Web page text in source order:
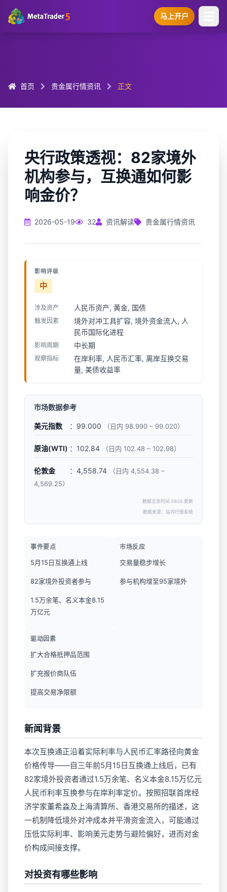
马上开户
首页 贵金属行情资讯 正文
央行政策透视：82家境外
机构参与，互换通如何影
响金价？
2026-05-19 32 资讯解读 贵金属行情资讯
影响评级
中
涉及资产 人民币资产, 黄金, 国债
触发因素
境外对冲工具扩容, 境外资金流入, 人
民币国际化进程
影响周期 中长期
观察指标
在岸利率, 人民币汇率, 离岸互换交易
量, 美债收益率
市场数据参考
美元指数 ：99.000 （日内 98.990 – 99.020）
原油(WTI) ：102.84 （日内 102.48 – 102.98）
伦敦金 ：4,558.74
（日内 4,554.38 –
4,569.25）
数据北京时间 09:23 更新
数据来源：站内行情系统
事件要点
5月15日互换通上线
82家境外投资者参与
1.5万余笔、名义本金8.15
万亿元
市场反应
交易量稳步增长
参与机构增至95家境外
驱动因素
扩大合格抵押品范围
扩充报价商队伍
提高交易净限额
新闻背景
本次互换通正沿着实际利率与人民币汇率路径向黄金
价格传导——自三年前5月15日互换通上线后，已有
82家境外投资者通过1.5万余笔、名义本金8.15万亿元
人民币利率互换参与在岸利率定价。按照招联首席经
济学家董希淼及上海清算所、香港交易所的描述，这
一机制降低境外对冲成本并平滑资金流入，可能通过
压低实际利率、影响美元走势与避险偏好，进而对金
价构成间接支撑。
对投资有哪些影响